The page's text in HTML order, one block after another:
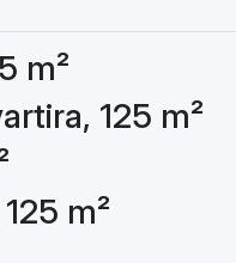
m²
125 m²
m²